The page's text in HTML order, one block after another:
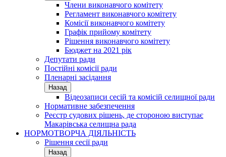
Члени виконавчого комітету
Регламент виконавчого комітету
Комісії виконавчого комітету
Графік прийому комітету
Рішення виконавчого комітету
Бюджет на 2021 рік
Депутати ради
Постійні комісії ради
Пленарні засідання
Назад
Відеозаписи сесій та комісій селищної ради
Нормативне забезпечення
Реєстр судових рішень, де стороною виступає
Макарівська селищна рада
НОРМОТВОРЧА ДІЯЛЬНІСТЬ
Рішення сесії ради
Назад